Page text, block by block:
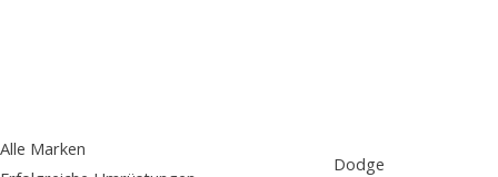
Dodge
Alle Marken